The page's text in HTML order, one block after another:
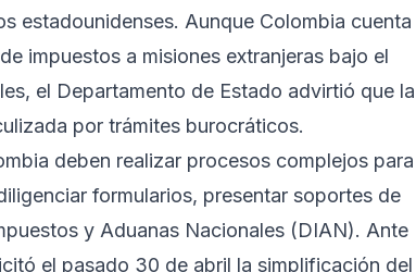
estadounidenses. Aunque Colombia cuenta
impuestos a misiones extranjeras bajo el
el Departamento de Estado advirtió que la
por trámites burocráticos.
deben realizar procesos complejos para
formularios, presentar soportes de
y Aduanas Nacionales (DIAN). Ante
el pasado 30 de abril la simplificación del